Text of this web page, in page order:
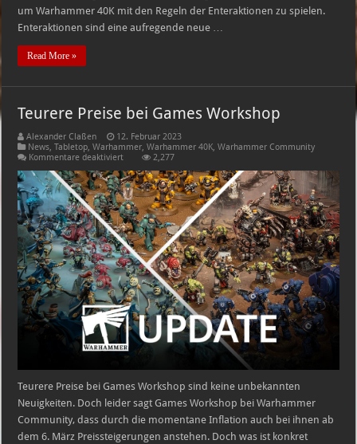
um Warhammer 40K mit den Regeln der Enteraktionen zu spielen.
Enteraktionen sind eine aufregende neue …
Read More »
Teurere Preise bei Games Workshop
Alexander Claßen
12. Februar 2023
News,Tabletop,Warhammer,Warhammer 40K,Warhammer Community
Kommentare deaktiviertfür
Preise
bei
Games
Workshop
2,277
Teurere Preise bei Games Workshop sind keine unbekannten
Neuigkeiten. Doch leider sagt Games Workshop bei Warhammer
Community, dass durch die momentane Inflation auch bei ihnen ab
dem 6. März Preissteigerungen anstehen. Doch was ist konkret